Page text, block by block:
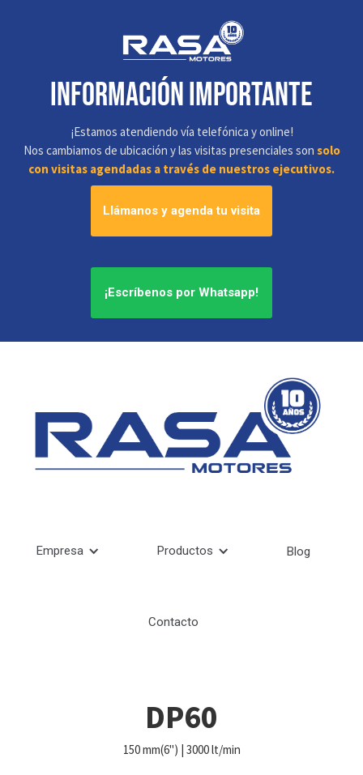
información IMPORTANTE
¡Estamos atendiendo vía telefónica y online!
Nos cambiamos de ubicación y las visitas presenciales son solo
con visitas agendadas a través de nuestros ejecutivos.
Llámanos y agenda tu visita
¡Escríbenos por Whatsapp!
Empresa Productos Blog
Contacto
DP60
150 mm(6") | 3000 lt/min